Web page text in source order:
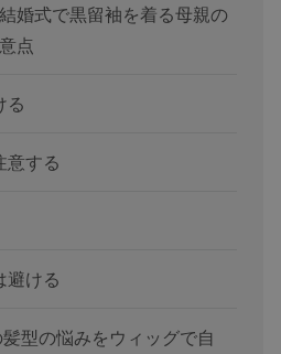
婚式で黒留袖を着る母親の
点
る
意する
避ける
髪型の悩みをウィッグで自